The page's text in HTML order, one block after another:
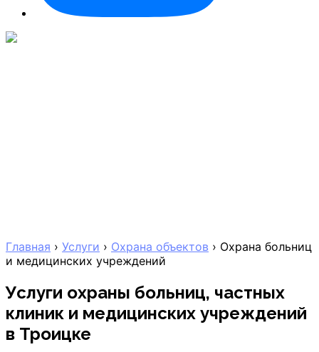
Главная › Услуги › Охрана объектов › Охрана больниц
и медицинских учреждений
Услуги охраны больниц, частных
клиник и медицинских учреждений
в Троицке